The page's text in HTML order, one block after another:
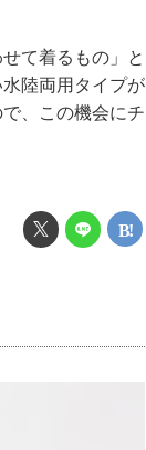
て着るもの」と
陸両用タイプが
、この機会にチ